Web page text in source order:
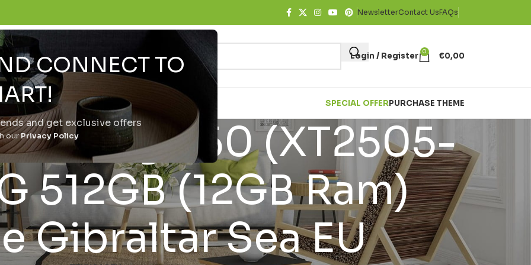
CONNECT TO
and get exclusive offers
ourPrivacy Policy
NewsletterContact UsFAQs
Login / Register 0 €0,00
SPECIAL OFFERPURCHASE THEME
Edge 60 (XT2505-
512GB (12GB Ram)
Gibraltar Sea EU